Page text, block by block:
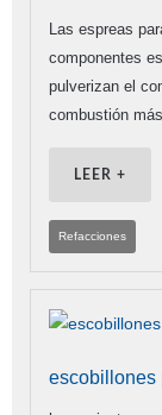
Las espreas
componentes
pulverizan el
combustión
LEER +
Refacciones
escobillones